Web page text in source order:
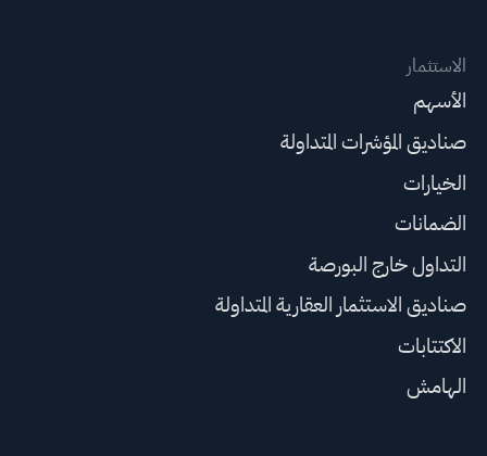
الاستثمار
الأسهم
صناديق المؤشرات المتداولة
الخيارات
الضمانات
التداول خارج البورصة
صناديق الاستثمار العقارية المتداولة
الاكتتابات
الهامش